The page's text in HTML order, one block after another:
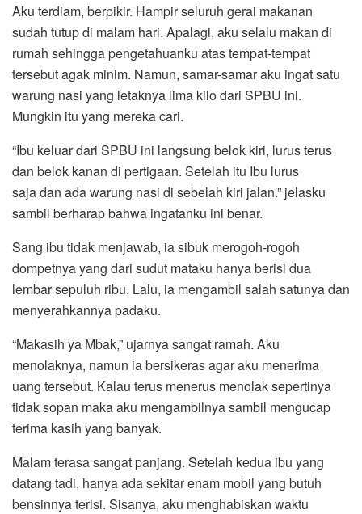
Aku terdiam, berpikir. Hampir seluruh gerai makanan
sudah tutup di malam hari. Apalagi, aku selalu makan di
rumah sehingga pengetahuanku atas tempat-tempat
tersebut agak minim. Namun, samar-samar aku ingat satu
warung nasi yang letaknya lima kilo dari SPBU ini.
Mungkin itu yang mereka cari.
“Ibu keluar dari SPBU ini langsung belok kiri, lurus terus
dan belok kanan di pertigaan. Setelah itu Ibu lurus
saja dan ada warung nasi di sebelah kiri jalan.” jelasku
sambil berharap bahwa ingatanku ini benar.
Sang ibu tidak menjawab, ia sibuk merogoh-rogoh
dompetnya yang dari sudut mataku hanya berisi dua
lembar sepuluh ribu. Lalu, ia mengambil salah satunya dan
menyerahkannya padaku.
“Makasih ya Mbak,” ujarnya sangat ramah. Aku
menolaknya, namun ia bersikeras agar aku menerima
uang tersebut. Kalau terus menerus menolak sepertinya
tidak sopan maka aku mengambilnya sambil mengucap
terima kasih yang banyak.
Malam terasa sangat panjang. Setelah kedua ibu yang
datang tadi, hanya ada sekitar enam mobil yang butuh
bensinnya terisi. Sisanya, aku menghabiskan waktu